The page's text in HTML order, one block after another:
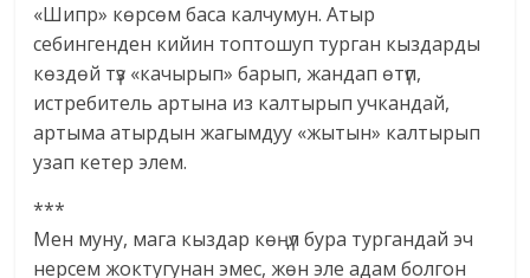
«Шипр» көрсөм баса калчумун. Атыр
себингенден кийин топтошуп турган кыздарды
көздөй түз «качырып» барып, жандап өтүп,
истребитель артына из калтырып учкандай,
артыма атырдын жагымдуу «жытын» калтырып
узап кетер элем.
***
Мен муну, мага кыздар көңүл бура тургандай эч
нерсем жоктугунан эмес, жөн эле адам болгон